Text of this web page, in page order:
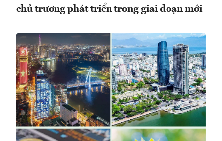
chủ trương phát triển trong giai đoạn mới